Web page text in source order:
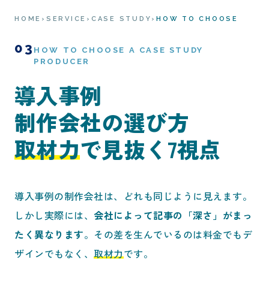
HOME › SERVICE › CASE STUDY › HOW TO CHOOSE
03 HOW TO CHOOSE A CASE STUDY
PRODUCER
導入事例
制作会社の選び方
取材力で見抜く7視点
導入事例の制作会社は、どれも同じように見えます。
しかし実際には、 会社によって記事の「深さ」がまっ
たく異なります。その差を生んでいるのは料金でもデ
ザインでもなく、 取材力です。